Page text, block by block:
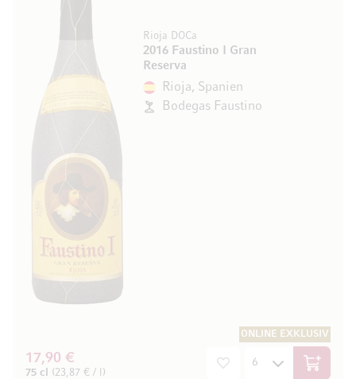
Rioja DOCa
2016 Faustino I Gran
Reserva
Rioja, Spanien
Bodegas Faustino
ONLINE EXKLUSIV
17,90 €
75 cl (23,87 € / l) In den